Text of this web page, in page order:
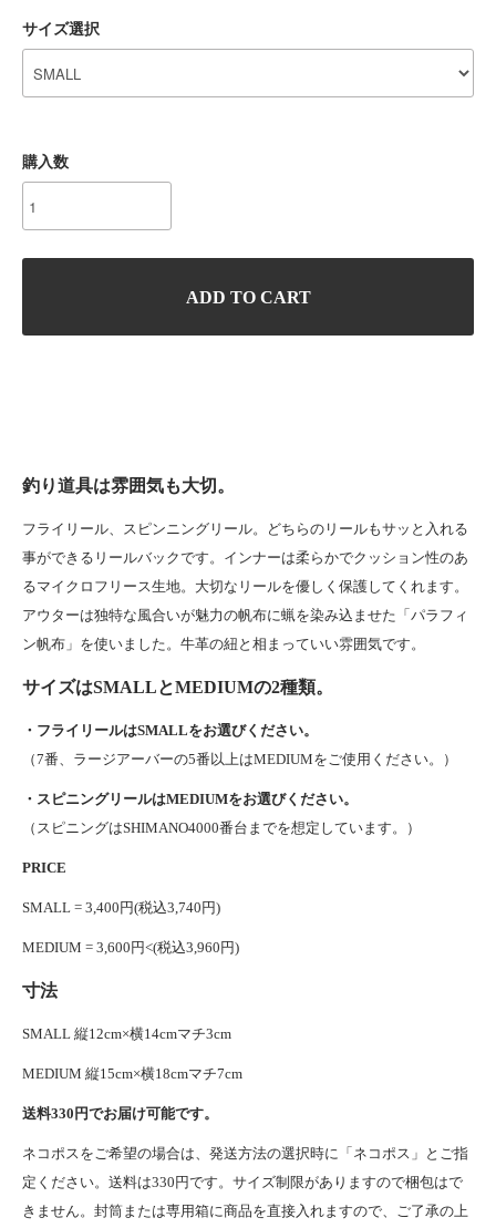
サイズ選択
購入数
ADD TO CART
釣り道具は雰囲気も大切。
フライリール、スピンニングリール。どちらのリールもサッと入れる
事ができるリールバックです。インナーは柔らかでクッション性のあ
るマイクロフリース生地。大切なリールを優しく保護してくれます。
アウターは独特な風合いが魅力の帆布に蝋を染み込ませた「パラフィ
ン帆布」を使いました。牛革の紐と相まっていい雰囲気です。
サイズはSMALLとMEDIUMの2種類。
・フライリールはSMALLをお選びください。
（7番、ラージアーバーの5番以上はMEDIUMをご使用ください。）
・スピニングリールはMEDIUMをお選びください。
（スピニングはSHIMANO4000番台までを想定しています。）
PRICE
SMALL = 3,400円(税込3,740円)
MEDIUM = 3,600円<(税込3,960円)
寸法
SMALL 縦12cm×横14cmマチ3cm
MEDIUM 縦15cm×横18cmマチ7cm
送料330円でお届け可能です。
ネコポスをご希望の場合は、発送方法の選択時に「ネコポス」とご指
定ください。送料は330円です。サイズ制限がありますので梱包はで
きません。封筒または専用箱に商品を直接入れますので、ご了承の上